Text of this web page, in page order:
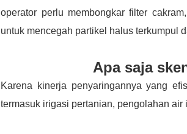
operator perlu membongkar filter
untuk mencegah partikel halus terkumpul
Apa saja
Karena kinerja penyaringannya yang
termasuk irigasi pertanian, pengolahan air